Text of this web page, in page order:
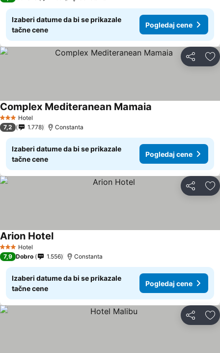
Izaberi datume da bi se prikazale
tačne cene
Pogledaj cene
Deli
3 Zvezdice
Hotel
Complex Mediteranean Mamaia
7,2 1.778 Constanta
Izaberi datume da bi se prikazale
tačne cene
Pogledaj cene
Deli
3 Zvezdice
Hotel
Arion HotelPogledaj cene
7,9 Dobro 1.556 Constanta
Izaberi datume da bi se prikazale
tačne cene
Pogledaj cene
Deli